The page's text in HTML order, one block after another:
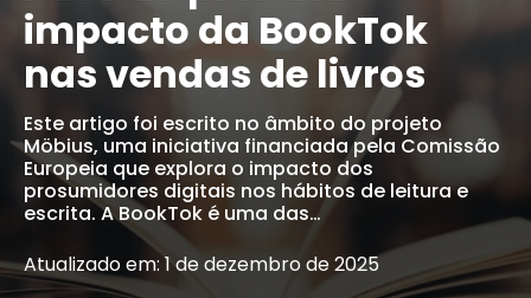
impacto da BookTok
nas vendas de livros
Este artigo foi escrito no âmbito do projeto
Möbius, uma iniciativa financiada pela Comissão
Europeia que explora o impacto dos
prosumidores digitais nos hábitos de leitura e
escrita. A BookTok é uma das…
Atualizado em: 1 de dezembro de 2025